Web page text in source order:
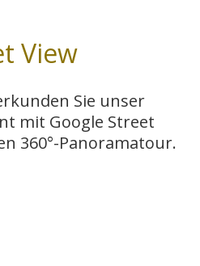
View
Sie unser
mit Google Street
360°-Panoramatour.